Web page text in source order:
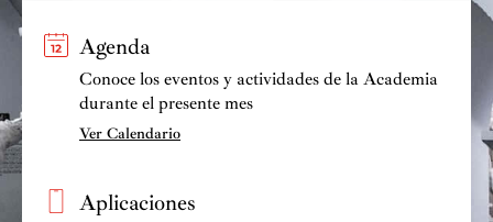
Agenda
Conoce los eventos y actividades de la Academia
durante el presente mes
Ver Calendario
Aplicaciones